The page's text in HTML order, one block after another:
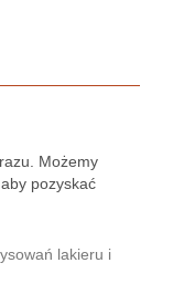
Możemy
pozyskać
lakieru i